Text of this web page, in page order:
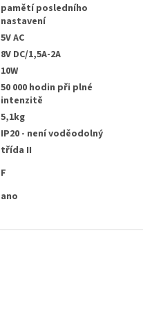
pamětí posledního
nastavení
5V AC
8V DC/1,5A-2A
10W
50 000 hodin při plné
intenzitě
5,1kg
IP20 - není voděodolný
třída II
F
ano